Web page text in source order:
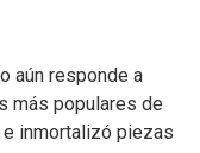
aún responde a
más populares de
e inmortalizó piezas